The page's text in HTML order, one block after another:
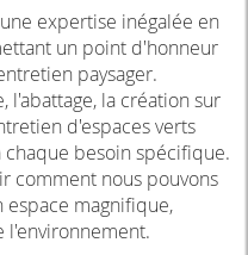
une expertise inégalée en
un point d'honneur
paysager.
l'abattage, la création sur
d'espaces verts
chaque besoin spécifique.
comment nous pouvons
magnifique,
l'environnement.